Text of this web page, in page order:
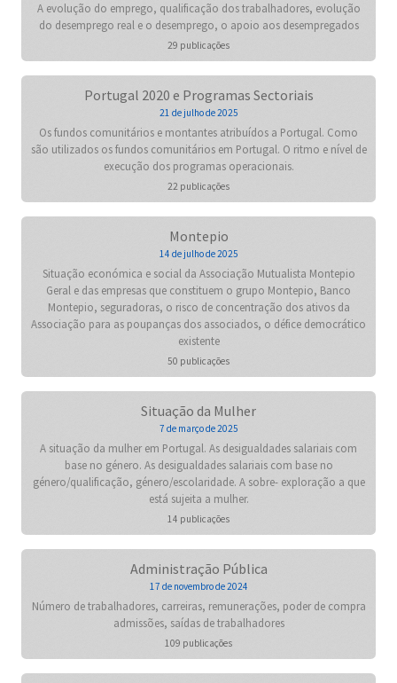
A evolução do emprego, qualificação dos trabalhadores, evolução
do desemprego real e o desemprego, o apoio aos desempregados
29 publicações
Portugal 2020 e Programas Sectoriais
21 de julho de 2025
Os fundos comunitários e montantes atribuídos a Portugal. Como
são utilizados os fundos comunitários em Portugal. O ritmo e nível de
execução dos programas operacionais.
22 publicações
Montepio
14 de julho de 2025
Situação económica e social da Associação Mutualista Montepio
Geral e das empresas que constituem o grupo Montepio, Banco
Montepio, seguradoras, o risco de concentração dos ativos da
Associação para as poupanças dos associados, o défice democrático
existente
50 publicações
Situação da Mulher
7 de março de 2025
A situação da mulher em Portugal. As desigualdades salariais com
base no género. As desigualdades salariais com base no
género/qualificação, género/escolaridade. A sobre- exploração a que
está sujeita a mulher.
14 publicações
Administração Pública
17 de novembro de 2024
Número de trabalhadores, carreiras, remunerações, poder de compra
admissões, saídas de trabalhadores
109 publicações